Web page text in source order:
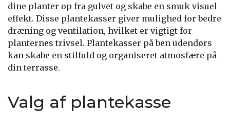
dine planter op fra gulvet og skabe en smuk visuel
effekt. Disse plantekasser giver mulighed for bedre
dræning og ventilation, hvilket er vigtigt for
planternes trivsel. Plantekasser på ben udendørs
kan skabe en stilfuld og organiseret atmosfære på
din terrasse.
Valg af plantekasse